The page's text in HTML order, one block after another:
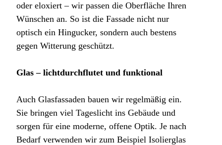
oder eloxiert – wir passen die Oberfläche Ihren
Wünschen an. So ist die Fassade nicht nur
optisch ein Hingucker, sondern auch bestens
gegen Witterung geschützt.
Glas – lichtdurchflutet und funktional
Auch Glasfassaden bauen wir regelmäßig ein.
Sie bringen viel Tageslicht ins Gebäude und
sorgen für eine moderne, offene Optik. Je nach
Bedarf verwenden wir zum Beispiel Isolierglas